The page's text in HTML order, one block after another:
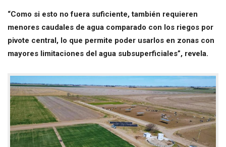
“Como si esto no fuera suficiente, también requieren
menores caudales de agua comparado con los riegos por
pivote central, lo que permite poder usarlos en zonas con
mayores limitaciones del agua subsuperficiales”, revela.